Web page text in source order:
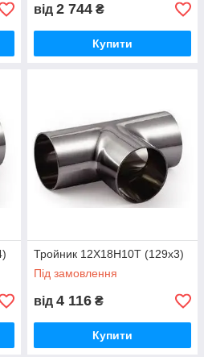
від 2 744 ₴
Купити
Тройник 12Х18Н10Т (129x3)
Під замовлення
від 4 116 ₴
Купити